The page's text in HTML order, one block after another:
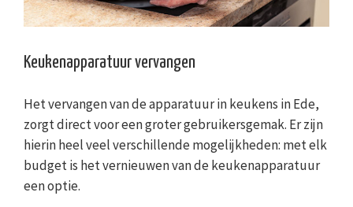
Keukenapparatuur vervangen
Het vervangen van de apparatuur in keukens in Ede,
zorgt direct voor een groter gebruikersgemak. Er zijn
hierin heel veel verschillende mogelijkheden: met elk
budget is het vernieuwen van de keukenapparatuur
een optie.